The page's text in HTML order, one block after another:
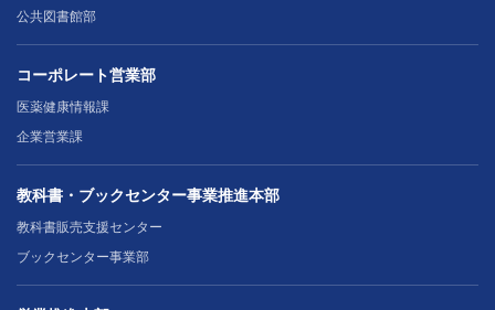
公共図書館部
コーポレート営業部
医薬健康情報課
企業営業課
教科書・ブックセンター事業推進本部
教科書販売支援センター
ブックセンター事業部